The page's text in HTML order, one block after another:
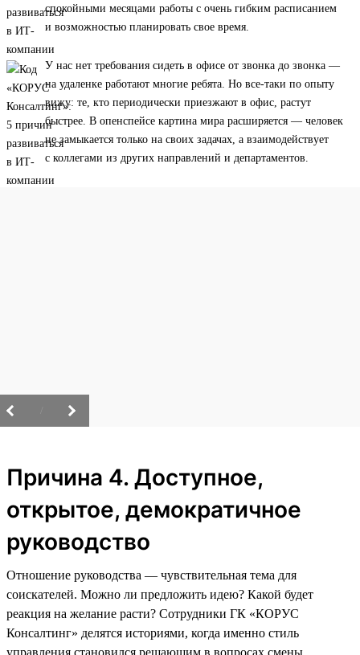
спокойными месяцами работы с очень гибким расписанием
и возможностью планировать свое время.
У нас нет требования сидеть в офисе от звонка до звонка —
на удаленке работают многие ребята. Но все-таки по опыту
вижу: те, кто периодически приезжают в офис, растут
быстрее. В опенспейсе картина мира расширяется — человек
не замыкается только на своих задачах, а взаимодействует
с коллегами из других направлений и департаментов.
Причина 4. Доступное,
открытое, демократичное
руководство
Отношение руководства — чувствительная тема для
соискателей. Можно ли предложить идею? Какой будет
реакция на желание расти? Сотрудники ГК «КОРУС
Консалтинг» делятся историями, когда именно стиль
управления становился решающим в вопросах смены